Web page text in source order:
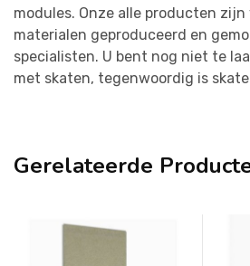
modules. Onze alle producten zijn
materialen geproduceerd en
specialisten. U bent nog niet te
met skaten, tegenwoordig is
Gerelateerde